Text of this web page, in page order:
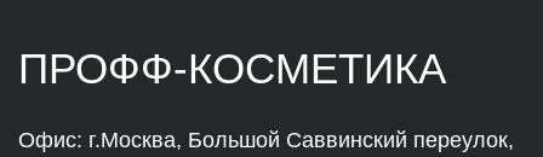
ПРОФФ-КОСМЕТИКА
Офис: г.Москва, Большой Саввинский переулок,